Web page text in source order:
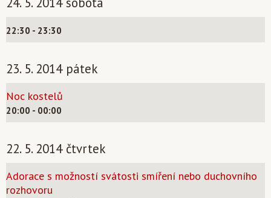
22:30 - 23:30
23. 5. 2014 pátek
Noc kostelů
20:00 - 00:00
22. 5. 2014 čtvrtek
Adorace s možností svátosti smíření nebo duchovního
rozhovoru